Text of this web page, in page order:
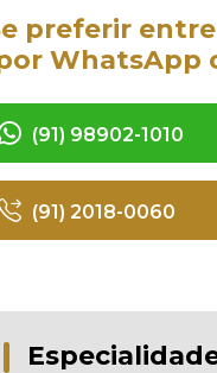
preferir
WhatsApp
(91) 98902-1010
(91) 2018-0060